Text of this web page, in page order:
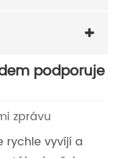
podporuje
zprávu
rychle vyvíjí a